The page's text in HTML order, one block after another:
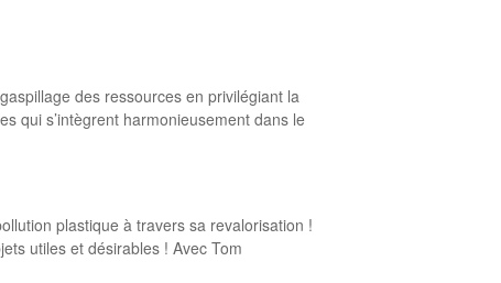
des ressources en privilégiant la
qui s’intègrent harmonieusement dans le
plastique à travers sa revalorisation !
utiles et désirables ! Avec Tom